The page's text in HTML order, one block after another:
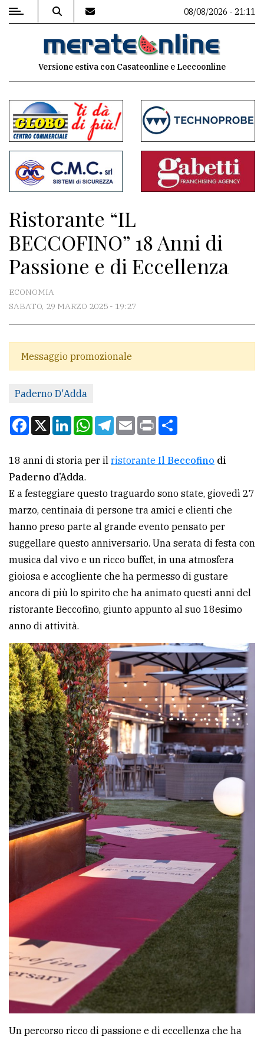
MENU
commenti
Contenuti
del
sito
Associazioni
Meteo
CONTATTI
Scrivici
la
pubblicità
Cerca
per
comune
Ricerca
LE
TESTATE
PRIVACY
Privacy
policy
Cookie
policy
08/08/2026 - 21:11
Versione estiva con Casateonline e Leccoonline
Ristorante “IL
BECCOFINO” 18 Anni di
Passione e di Eccellenza
ECONOMIA
SABATO, 29 MARZO 2025 - 19:27
Messaggio promozionale
Paderno D'Adda
Facebook
X LinkedInWhatsApp
Telegram
EmailPrint
18 anni di storia per il ristorante Il Beccofino di
Paderno d’Adda.
E a festeggiare questo traguardo sono state, giovedì 27
marzo, centinaia di persone tra amici e clienti che
hanno preso parte al grande evento pensato per
suggellare questo anniversario. Una serata di festa con
musica dal vivo e un ricco buffet, in una atmosfera
gioiosa e accogliente che ha permesso di gustare
ancora di più lo spirito che ha animato questi anni del
ristorante Beccofino, giunto appunto al suo 18esimo
anno di attività.
Un percorso ricco di passione e di eccellenza che ha